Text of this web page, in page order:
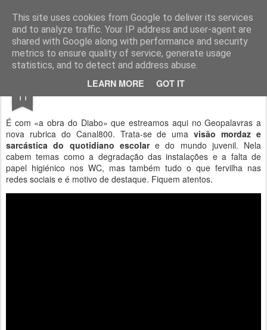
This site uses cookies from Google to deliver its services
and to analyze traffic. Your IP address and user-agent are
shared with Google along with performance and security
metrics to ensure quality of service, generate usage
statistics, and to detect and address abuse.
LEARN MORE GOT IT
Geopalavras
canal800 clique ZapCanal
11 Coisas do Diabo #1.
É com «a obra do Diabo» que estreamos aqui no Geopalavras a
nova rubrica do Canal800. Trata-se de umavisão mordaz e
sarcástica do quotidiano escolare do mundo juvenil. Nela
cabem temas como a degradação das instalações e a falta de
papel higiénico nos WC, mas também tudo o que fervilha nas
redes sociais e é motivo de destaque. Fiquem atentos.